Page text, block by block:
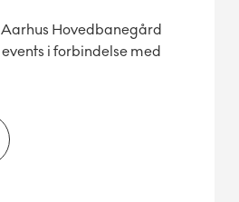
Hovedbanegård
i forbindelse med